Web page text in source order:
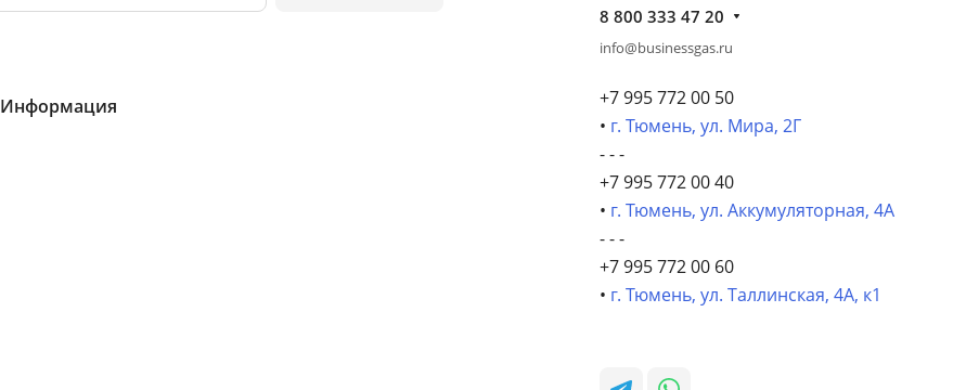
Информация
8 800 333 47 20
info@businessgas.ru
+7 995 772 00 50
• г. Тюмень, ул. Мира, 2Г
- - -
+7 995 772 00 40
• г. Тюмень, ул. Аккумуляторная, 4А
- - -
+7 995 772 00 60
• г. Тюмень, ул. Таллинская, 4А, к1